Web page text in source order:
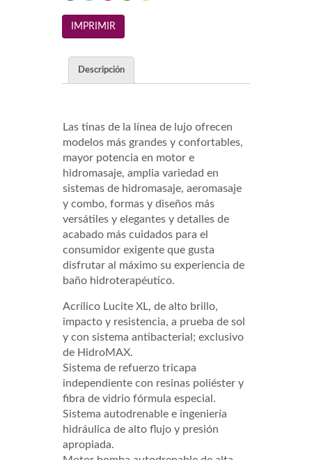
Descripción
Las tinas de la línea de lujo ofrecen
modelos más grandes y confortables,
mayor potencia en motor e
hidromasaje, amplia variedad en
sistemas de hidromasaje, aeromasaje
y combo, formas y diseños más
versátiles y elegantes y detalles de
acabado más cuidados para el
consumidor exigente que gusta
disfrutar al máximo su experiencia de
baño hidroterapéutico.
Acrílico Lucite XL, de alto brillo,
impacto y resistencia, a prueba de sol
y con sistema antibacterial; exclusivo
de HidroMAX.
Sistema de refuerzo tricapa
independiente con resinas poliéster y
fibra de vidrio fórmula especial.
Sistema autodrenable e ingeniería
hidráulica de alto flujo y presión
apropiada.